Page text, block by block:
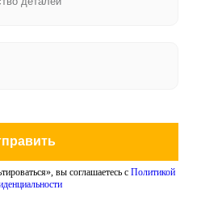
вы соглашаетесь с Политикой